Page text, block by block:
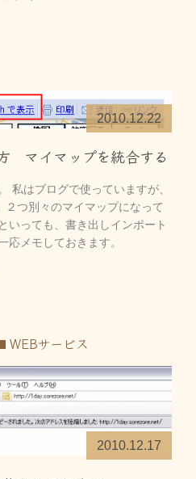
2010.12.22
マイマップを統合する
私はブログで使っていますが、
２つ別々のマイマップになって
いっても、書き出しインポート
応メモしておきます。
WEBサービス
2010.12.17